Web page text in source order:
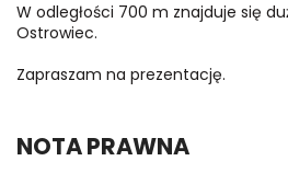
W odległości 700 m znajduje się
Ostrowiec.
Zapraszam na prezentację.
NOTA PRAWNA